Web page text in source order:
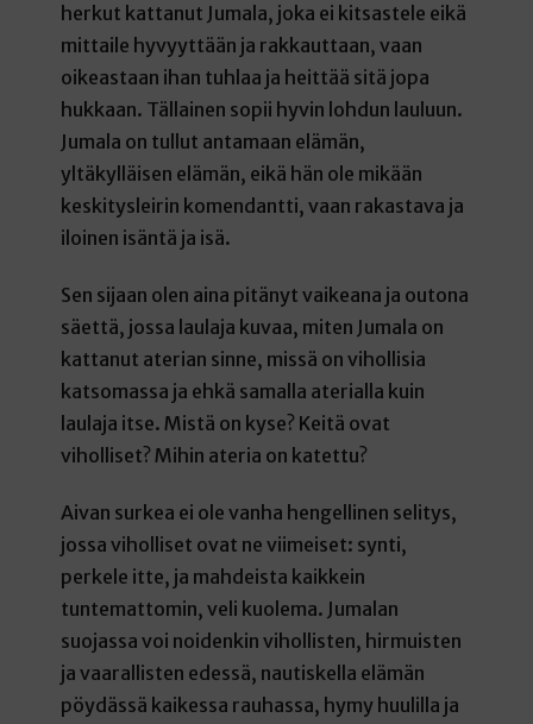
herkut kattanut Jumala, joka ei kitsastele eikä
mittaile hyvyyttään ja rakkauttaan, vaan
oikeastaan ihan tuhlaa ja heittää sitä jopa
hukkaan. Tällainen sopii hyvin lohdun lauluun.
Jumala on tullut antamaan elämän,
yltäkylläisen elämän, eikä hän ole mikään
keskitysleirin komendantti, vaan rakastava ja
iloinen isäntä ja isä.
Sen sijaan olen aina pitänyt vaikeana ja outona
säettä, jossa laulaja kuvaa, miten Jumala on
kattanut aterian sinne, missä on vihollisia
katsomassa ja ehkä samalla aterialla kuin
laulaja itse. Mistä on kyse? Keitä ovat
viholliset? Mihin ateria on katettu?
Aivan surkea ei ole vanha hengellinen selitys,
jossa viholliset ovat ne viimeiset: synti,
perkele itte, ja mahdeista kaikkein
tuntemattomin, veli kuolema. Jumalan
suojassa voi noidenkin vihollisten, hirmuisten
ja vaarallisten edessä, nautiskella elämän
pöydässä kaikessa rauhassa, hymy huulilla ja